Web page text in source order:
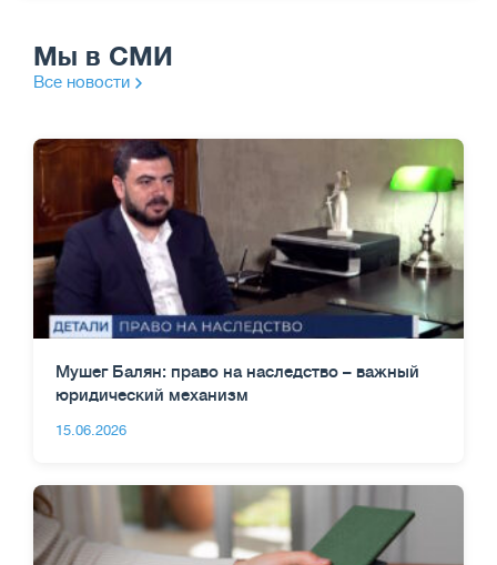
Мы в СМИ
Все новости
Мушег Балян: право на наследство – важный
юридический механизм
15.06.2026